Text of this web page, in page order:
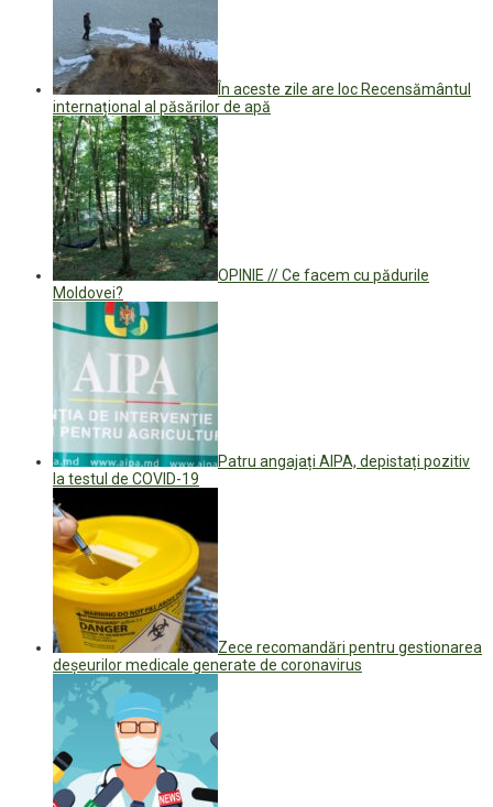
În aceste zile are loc Recensământul
internațional al păsărilor de apă
OPINIE // Ce facem cu pădurile
Moldovei?
Patru angajați AIPA, depistați pozitiv
la testul de COVID-19
Zece recomandări pentru gestionarea
deșeurilor medicale generate de coronavirus